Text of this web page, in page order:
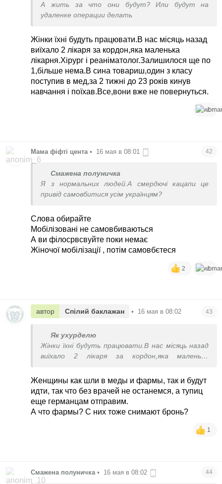
А жить за что они будут? Или будут на
удаленке операции делать
Жінки їхні будуть працювати.В нас місяць назад
виїхало 2 лікаря за кордон,яка маленька
лікарня.Хірург і реаніматолог.Залишилося ще по
1,більше нема.В сина товариш,один з класу
поступив в мед,за 2 тижні до 23 років кинув
навчання і поїхав.Все,вони вже не повернуться.
1
Мама фіфті цента • 16 мая в 08:01 42
Смажена полуничка
Я з нормальних людей.А смердючі кацапи це
привід самовбитися усім українцям?
Слова обирайте
Мобілізовані не самовбиваються
А ви філосрвсвуйте поки немає
Жіночої мобілізації , потім самовбєтеся
2 1
автор Спілий баклажан • 16 мая в 08:02 43
Як ухурделю
Жінки їхні будуть працювати.В нас місяць назад
виїхало 2 лікаря за кордон,яка маленька
1,більше нема.В сина товариш,один з класу
поступив в мед,за 2 тижні до 23 років кинув
навчання і поїхав.Все,вони вже не повернуться.
Женщины как шли в меды и фармы, так и будут
идти, так что без врачей не останемся, а тупиц
еще германцам отправим.
А что фармы? С них тоже снимают бронь?
1
Смажена полуничка • 16 мая в 08:02 44